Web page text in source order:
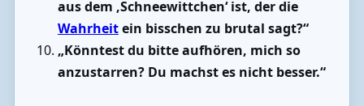
aus dem ‚Schneewittchen‘ ist, der die
Wahrheitein bisschen zu brutal sagt?“
„Könntest du bitte aufhören, mich so
anzustarren? Du machst es nicht besser.“